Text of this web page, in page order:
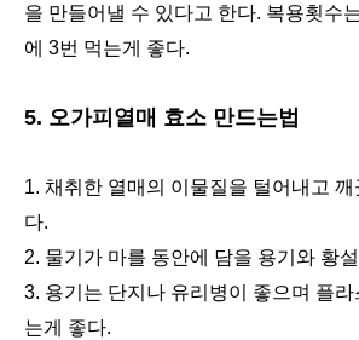
을 만들어낼 수 있다고 한다. 복용횟수
에 3번 먹는게 좋다.
5. 오가피열매 효소 만드는법
1. 채취한 열매의 이물질을 털어내고
다.
2. 물기가 마를 동안에 담을 용기와 황
3. 용기는 단지나 유리병이 좋으며 플
는게 좋다.